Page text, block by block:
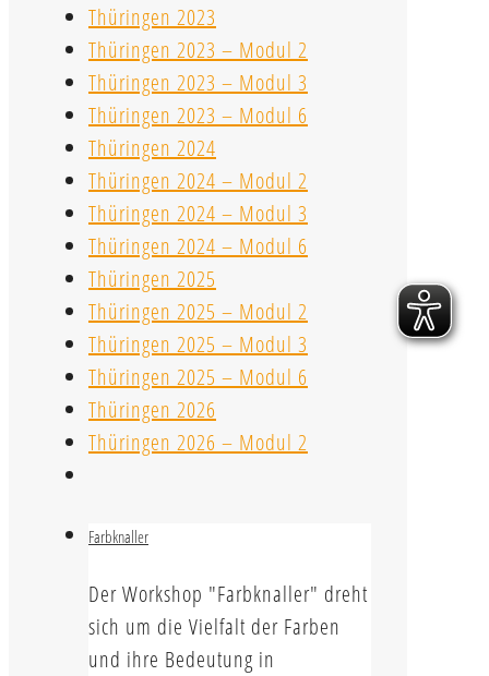
Thüringen 2023
Thüringen 2023 – Modul 2
Thüringen 2023 – Modul 3
Thüringen 2023 – Modul 6
Thüringen 2024
Thüringen 2024 – Modul 2
Thüringen 2024 – Modul 3
Thüringen 2024 – Modul 6
Thüringen 2025
Thüringen 2025 – Modul 2
Thüringen 2025 – Modul 3
Thüringen 2025 – Modul 6
Thüringen 2026
Thüringen 2026 – Modul 2
Farbknaller
Der Workshop "Farbknaller" dreht
sich um die Vielfalt der Farben
und ihre Bedeutung in